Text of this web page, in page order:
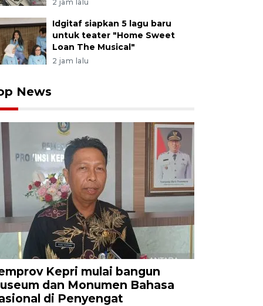
2 jam lalu
Idgitaf siapkan 5 lagu baru
untuk teater "Home Sweet
Loan The Musical"
2 jam lalu
News
Kepri mulai bangun
dan Monumen Bahasa
di Penyengat